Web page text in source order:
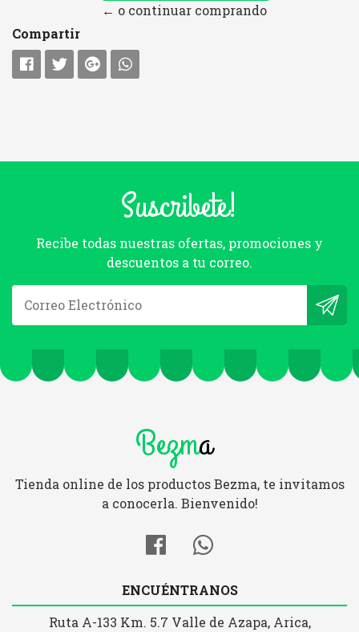
← o continuar comprando
Compartir
Suscribete!
Recibe todas nuestras ofertas, promociones y
descuentos a tu correo.
Bezma
Tienda online de los productos Bezma, te invitamos
a conocerla. Bienvenido!
ENCUÉNTRANOS
Ruta A-133 Km. 5.7 Valle de Azapa, Arica,